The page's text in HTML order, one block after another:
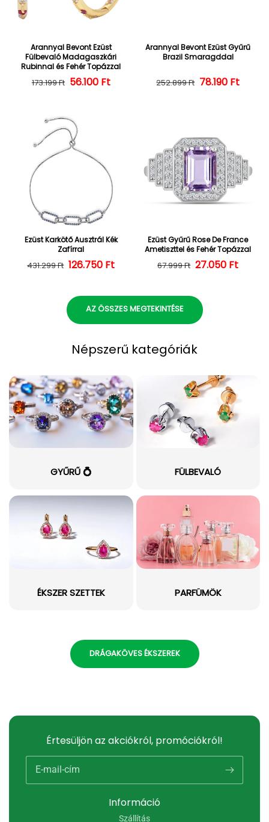
Arannyal Bevont Ezüst
Fülbevaló Madagaszkári
Rubinnal és Fehér Topázzal
Normál ár
173.199 Ft Kedvezményes ár
56.100 Ft
Arannyal Bevont Ezüst Gyűrű
Brazil Smaragddal
Normál ár
252.899 Ft 78.190 Ft
Ezüst Karkötő Ausztrál Kék
Zafírral
Normál ár
431.299 Ft Kedvezményes ár
126.750 Ft
Ezüst Gyűrű Rose De France
Ametiszttel és Fehér Topázzal
Normál ár
67.999 Ft 27.050 Ft
AZ ÖSSZES MEGTEKINTÉSE
Népszerű kategóriák
GYŰRŰ 💍 FÜLBEVALÓ
ÉKSZER SZETTEK PARFÜMÖK
DRÁGAKÖVES ÉKSZEREK
Információ
Szállítás
Értesüljön az akciókról, promóciókról!
E-mail-cím